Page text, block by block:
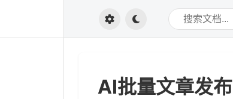
AI批量文章发布